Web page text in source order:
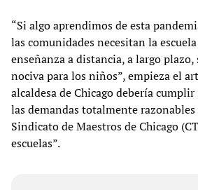
“Si algo aprendimos de esta
las comunidades necesitan la
enseñanza a distancia, a largo
nociva para los niños”, empieza el
alcaldesa de Chicago debería
las demandas totalmente razonables
Sindicato de Maestros de Chicago
escuelas”.